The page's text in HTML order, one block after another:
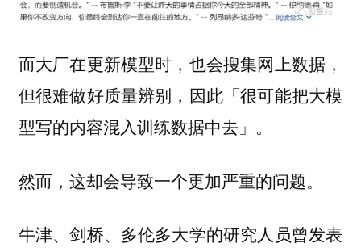
而大厂在更新模型时，也会搜集网上数据，
但很难做好质量辨别，因此「很可能把大模
型写的内容混入训练数据中去」。
然而，这却会导致一个更加严重的问题。
牛津、剑桥、多伦多大学的研究人员曾发表